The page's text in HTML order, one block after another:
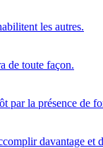
les autres.
de toute façon.
par la présence de
davantage et